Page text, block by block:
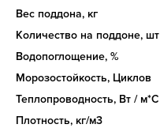
Вес поддона, кг
Количество на поддоне, шт
Водопоглощение, %
Морозостойкость, Циклов
Теплопроводность, Вт / м*С
Плотность, кг/м3